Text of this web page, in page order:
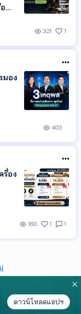
321 1
มอง
403
รื่อง
160 1 1
ดาวน์โหลดแอปฯ